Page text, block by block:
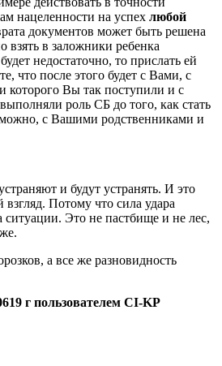
нацеленности на успех любой
документов может быть решена
взять в заложники ребенка
недостаточно, то прислать ей
что после этого будет с Вами, с
которого Вы так поступили и с
роль СБ до того, как стать
с Вашими родственниками и
и будут устранять. И это
Потому что сила удара
ситуации. Это не пастбище и не лес,
а все же разновидность
19 г пользователем CI-KP